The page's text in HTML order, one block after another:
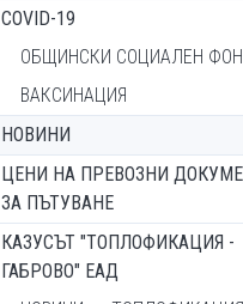
COVID-19
ОБЩИНСКИ СОЦИАЛЕН
ВАКСИНАЦИЯ
НОВИНИ
ЦЕНИ НА ПРЕВОЗНИ
ЗА ПЪТУВАНЕ
КАЗУСЪТ "ТОПЛОФИКАЦИЯ -
ГАБРОВО" ЕАД